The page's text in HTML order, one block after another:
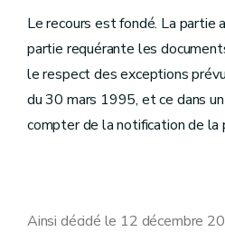
Le recours est fondé. La partie
partie requérante les
le respect des exceptions
du 30 mars 1995, et ce dans
compter de la notification de la
Ainsi décidé le 12 décembre